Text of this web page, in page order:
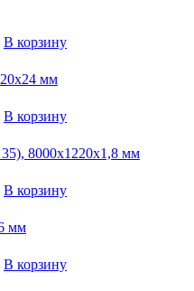
В корзину
мм
В корзину
8000х1220х1,8 мм
В корзину
мм
В корзину